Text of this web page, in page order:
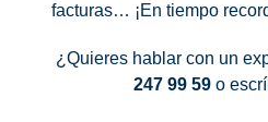
facturas… ¡En tiempo
¿Quieres hablar con un
247 99 59o